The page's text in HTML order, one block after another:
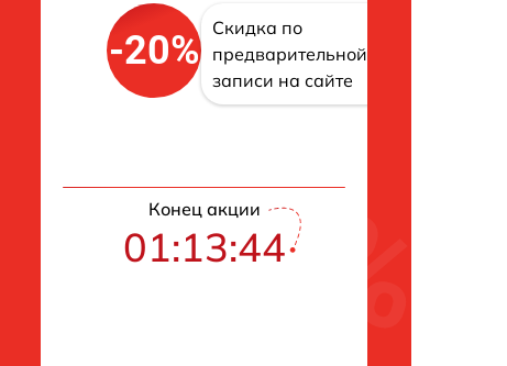
-20%
Скидка по
предварительной
записи на сайте
Конец акции
01:13:42